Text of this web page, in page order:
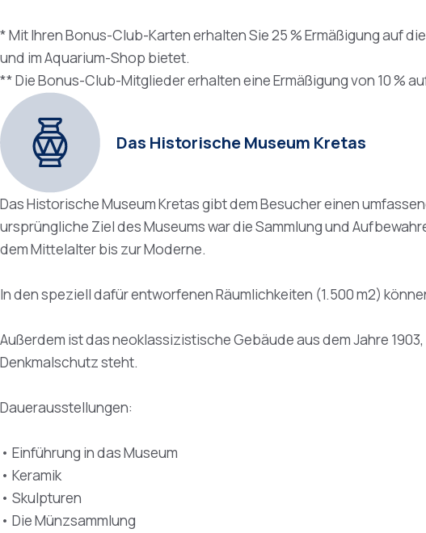
* Mit Ihren Bonus-Club-Karten erhalten Sie 25 % Ermäßigung auf
und im Aquarium-Shop bietet.
** Die Bonus-Club-Mitglieder erhalten eine Ermäßigung von 10 %
Das Historische Museum Kretas
Das Historische Museum Kretas gibt dem Besucher einen
ursprüngliche Ziel des Museums war die Sammlung und
dem Mittelalter bis zur Moderne.
In den speziell dafür entworfenen Räumlichkeiten (1.500 m2)
Außerdem ist das neoklassizistische Gebäude aus dem Jahre
Denkmalschutz steht.
Dauerausstellungen:
• Einführung in das Museum
• Keramik
• Skulpturen
• Die Münzsammlung